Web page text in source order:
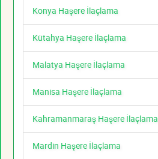
Konya Haşere İlaçlama
Kütahya Haşere İlaçlama
Malatya Haşere İlaçlama
Manisa Haşere İlaçlama
Kahramanmaraş Haşere İlaçlama
Mardin Haşere İlaçlama